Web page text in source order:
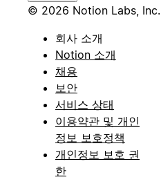
© 2026 Notion Labs, Inc.
회사 소개
Notion 소개
채용
보안
서비스 상태
이용약관 및 개인
정보 보호정책
개인정보 보호 권
한